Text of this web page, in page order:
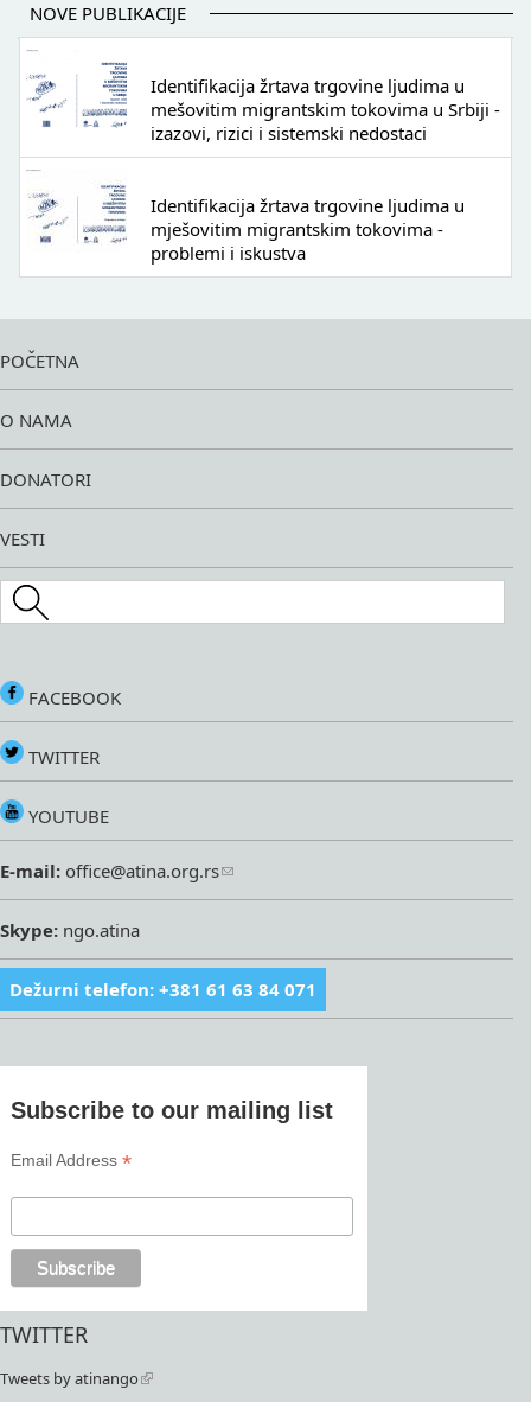
NOVE PUBLIKACIJE
Identifikacija žrtava trgovine ljudima u
mešovitim migrantskim tokovima u Srbiji -
izazovi, rizici i sistemski nedostaci
Identifikacija žrtava trgovine ljudima u
mješovitim migrantskim tokovima -
problemi i iskustva
POČETNA
O NAMA
DONATORI
VESTI
Search this site
FACEBOOK
TWITTER
YOUTUBE
E-mail: office@atina.org.rs
Skype: ngo.atina
Dežurni telefon: +381 61 63 84 071
Subscribe to our mailing list
Email Address*
TWITTER
Tweets by atinango